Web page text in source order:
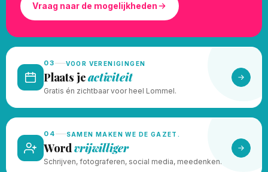
Vraag naar de mogelijkheden
03 VOOR VERENIGINGEN
Plaats jeactiviteit
Gratis én zichtbaar voor heel Lommel.
04 SAMEN MAKEN WE DE GAZET.
Wordvrijwilliger
Schrijven, fotograferen, social media, meedenken.